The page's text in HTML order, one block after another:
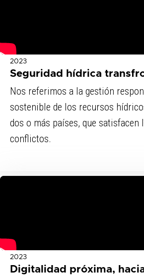
2023
Seguridad hídrica
Nos referimos a la gestión
sostenible de los recursos
dos o más países, que satisfacen
conflictos.
2023
Digitalidad próxima,